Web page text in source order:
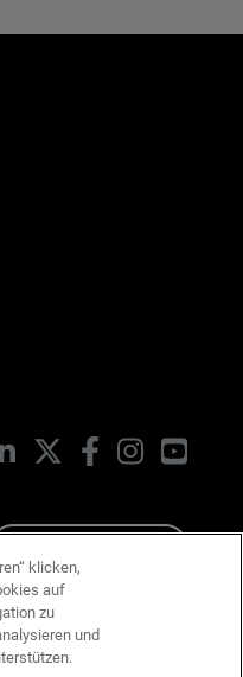
LinkedIn FacebookInstagram
klicken,
auf
zu
und